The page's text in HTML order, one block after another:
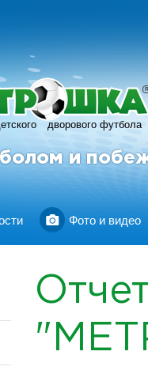
дворового футбола
R
и
Фото и видео